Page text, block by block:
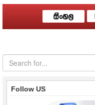
Follow US